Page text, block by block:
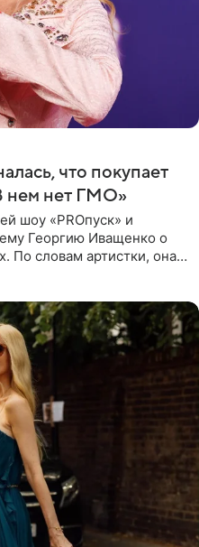
что покупает
нем нет ГМО»
шоу «PROпуск» и
Георгию Иващенко о
По словам артистки, она